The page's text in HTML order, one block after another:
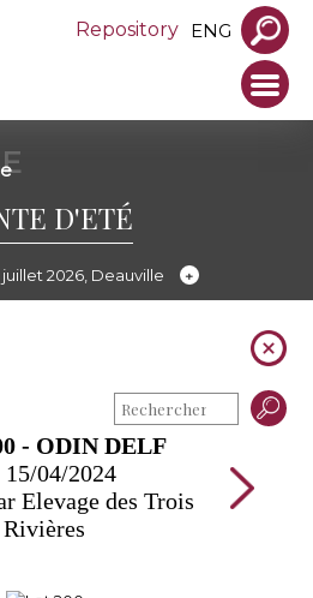
Repository ENG
D'ETÉ
juillet 2026, Deauville
- ODIN DELF
04/2024
Elevage des Trois
Rivières